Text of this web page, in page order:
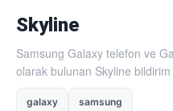
Skyline
Samsung Galaxy telefon ve
olarak bulunan Skyline bildirim
galaxy samsung